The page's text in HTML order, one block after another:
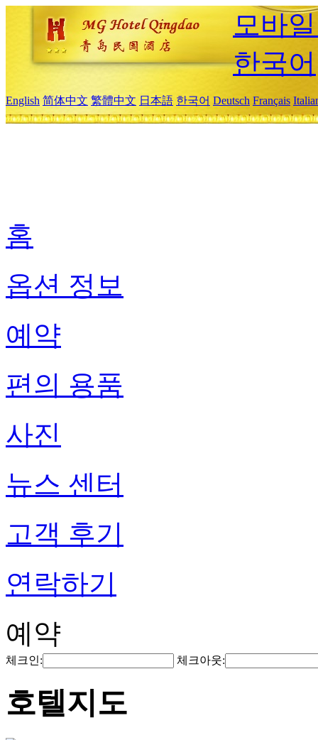
모바
한국어
English 简体中文 繁體中文 日本語 한국어 Deutsch Français
홈
옵션 정보
예약
편의 용품
사진
뉴스 센터
고객 후기
연락하기
예약
체크인: 체크아웃:
호텔지도